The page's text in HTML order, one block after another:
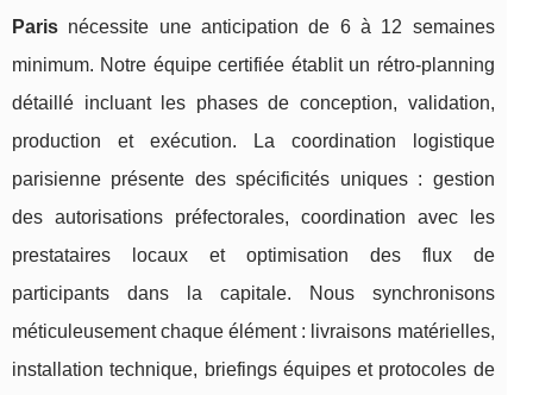
Paris nécessite une anticipation de 6 à 12 semaines
minimum. Notre équipe certifiée établit un rétro-planning
détaillé incluant les phases de conception, validation,
production et exécution. La coordination logistique
parisienne présente des spécificités uniques : gestion
des autorisations préfectorales, coordination avec les
prestataires locaux et optimisation des flux de
participants dans la capitale. Nous synchronisons
méticuleusement chaque élément : livraisons matérielles,
installation technique, briefings équipes et protocoles de